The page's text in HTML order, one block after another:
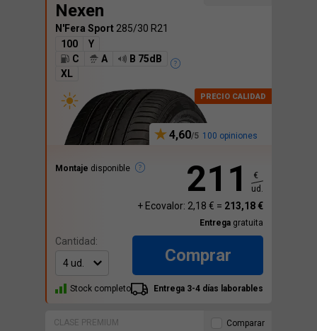
Nexen
N'Fera Sport 285/30 R21
100
Y
C
A
B 75dB
XL
4,60 100 opiniones
Montaje disponible 211
€
ud.
+ Ecovalor: 2,18 € = 213,18 €
Entrega gratuita
Cantidad:
Comprar
Stock completo Entrega 3-4 días laborables
CLASE PREMIUM Comparar